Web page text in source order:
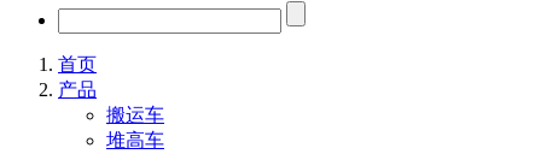
首页
产品
搬运车
堆高车